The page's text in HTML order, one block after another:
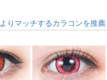
よりマッチするカラコンを推薦